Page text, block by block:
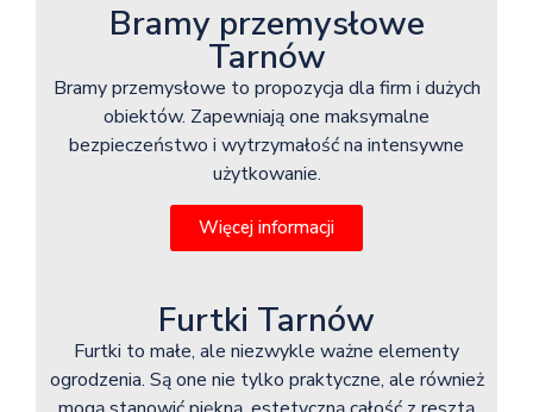
Bramy przemysłowe
Tarnów
Bramy przemysłowe to propozycja dla firm i dużych
obiektów. Zapewniają one maksymalne
bezpieczeństwo i wytrzymałość na intensywne
użytkowanie.
Więcej informacji
Furtki Tarnów
Furtki to małe, ale niezwykle ważne elementy
ogrodzenia. Są one nie tylko praktyczne, ale również